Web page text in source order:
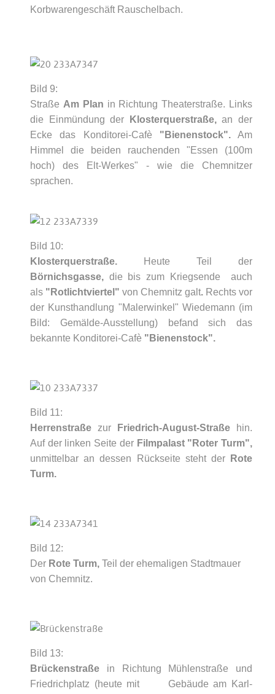
Korbwarengeschäft Rauschelbach.
Bild 9:
Straße Am Plan in Richtung Theaterstraße. Links
die Einmündung der
Klosterquerstraße,an der
Ecke das Konditorei-Cafè "Bienenstock".Am
Himmel die beiden rauchenden "Essen (100m
hoch) des Elt-Werkes" - wie die Chemnitzer
sprachen.
Bild 10:
Klosterquerstraße. Heute Teil der
Börnichsgasse, die bis zum Kriegsende auch
als " Rotlichtviertel" von Chemnitz galt. Rechts vor
der Kunsthandlung "Malerwinkel" Wiedemann (im
Bild: Gemälde-Ausstellung) befand sich das
bekannte Konditorei-Cafè "Bienenstock".
Bild 11:
Herrenstraße zur Friedrich-August-Straße hin.
Auf der linken Seite der Filmpalast "Roter Turm",
unmittelbar an dessen Rückseite steht der
Rote
Turm.
Bild 12:
Der Rote Turm, Teil der ehemaligen Stadtmauer
von Chemnitz.
Bild 13:
Brückenstraße in Richtung Mühlenstraße und
Friedrichplatz (heute mit Gebäude am Karl-